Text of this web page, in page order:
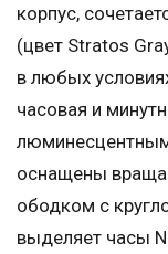
корпус,
(цвет Stratos
в любых
часовая и
оснащены
ободком с
выделяет часы